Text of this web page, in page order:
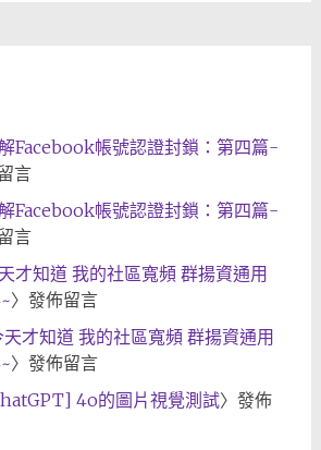
Facebook帳號認證封鎖：第四篇-
言
Facebook帳號認證封鎖：第四篇-
言
才知道 我的社區寬頻 群揚資通用
〉發佈留言
天才知道 我的社區寬頻 群揚資通用
〉發佈留言
4o的圖片視覺測試〉發佈